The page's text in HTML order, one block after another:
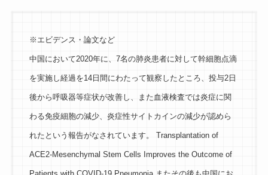
※エビデンス・論文など
中国において2020年に、7名の肺炎患者に対して幹細胞点滴
を実施し経過を14日間にわたって観察したところ、投与2日
後から呼吸器等症状が改善し、また血液検査では炎症に関
わる免疫細胞の減少、炎症性サイトカインの減少が認めら
れたという報告がなされています。 Transplantation of
ACE2-Mesenchymal Stem Cells Improves the Outcome of